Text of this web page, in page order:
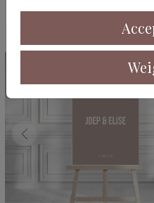
Deze kaarten vind je